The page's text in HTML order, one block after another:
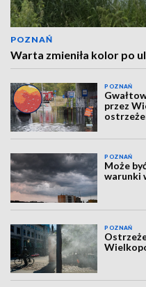
POZNAŃ
Warta zmieniła kolor po
POZNAŃ
przez
POZNAŃ
Może
warunki
POZNAŃ